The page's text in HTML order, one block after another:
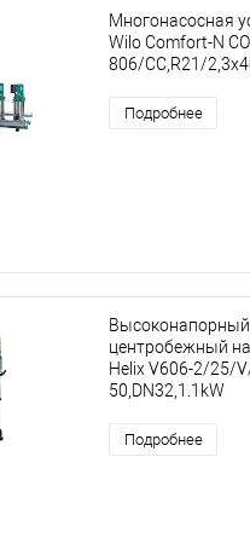
Многонасосная
Wilo Comfort-N
806/CC,R21/
Подробнее
Высоконапорный
центробежный
Helix V606-2/25/
50,DN32,1.1kW
Подробнее